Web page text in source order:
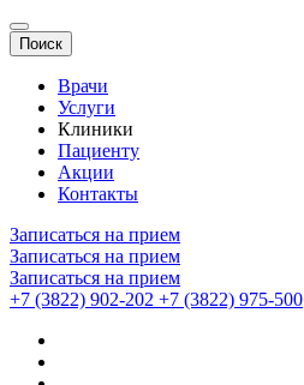
Поиск
Врачи
Услуги
Клиники
Пациенту
Акции
Контакты
Записаться на прием
Записаться на прием
Записаться на прием
+7 (3822) 902-202 +7 (3822) 975-500